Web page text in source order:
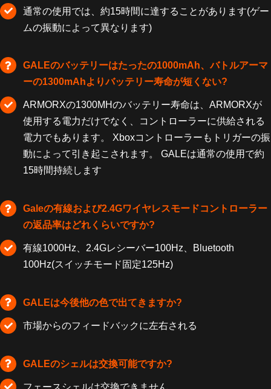
通常の使用では、約15時間に達することがあります(ゲー
ムの振動によって異なります)
GALEのバッテリーはたったの1000mAh、バトルアーマ
ーの1300mAhよりバッテリー寿命が短くない?
ARMORXの1300MHのバッテリー寿命は、ARMORXが
使用する電力だけでなく、コントローラーに供給される
電力でもあります。 Xboxコントローラーもトリガーの振
動によって引き起こされます。 GALEは通常の使用で約
15時間持続します
Galeの有線および2.4Gワイヤレスモードコントローラー
の返品率はどれくらいですか?
有線1000Hz、2.4Gレシーバー100Hz、Bluetooth
100Hz(スイッチモード固定125Hz)
GALEは今後他の色で出てきますか?
市場からのフィードバックに左右される
GALEのシェルは交換可能ですか?
フェースシェルは交換できません